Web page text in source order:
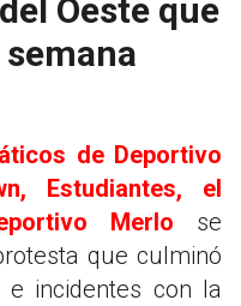
Oeste que
de Deportivo
Estudiantes, el
Merlo se
que culminó
incidentes con la